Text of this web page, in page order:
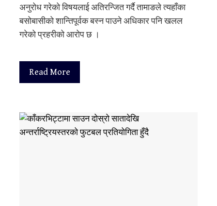
अनुरोध गरेको विषयलाई अतिरन्जित गर्दै तामाङले त्यहाँका
बसोबासीको शान्तिपूर्वक बस्न पाउने अधिकार पनि खलल
गरेको प्रहरीको आरोप छ ।
Read More